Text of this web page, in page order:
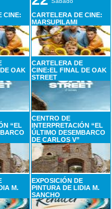
CINE:
OAK
“EL
M.
CARTELERA DE CINE:
MARSUPILAMI
CARTELERA DE
CINE:EL FINAL DE OAK
STREET
CENTRO DE
INTERPRETACIÓN “EL
ÚLTIMO DESEMBARCO
DE CARLOS V”
EXPOSICIÓN DE
PINTURA DE LIDIA M.
SANCHO